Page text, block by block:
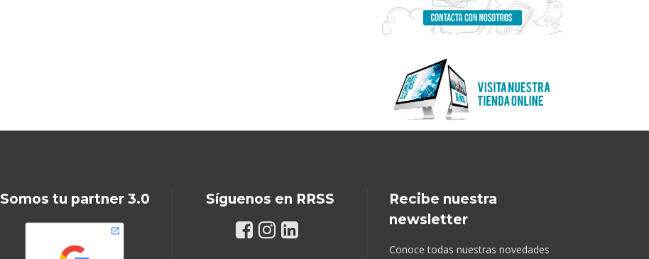
Somos tu partner 3.0 Síguenos en RRSS
Recibe nuestra
newsletter
Conoce todas nuestras novedades